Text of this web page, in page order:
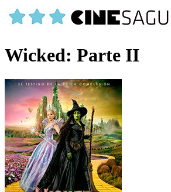
Wicked: Parte II